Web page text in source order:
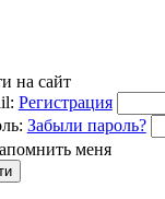
на сайт
Регистрация
Забыли пароль?
меня